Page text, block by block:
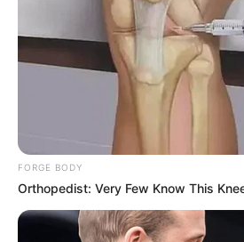
FORGE BODY
Orthopedist: Very Few Know This